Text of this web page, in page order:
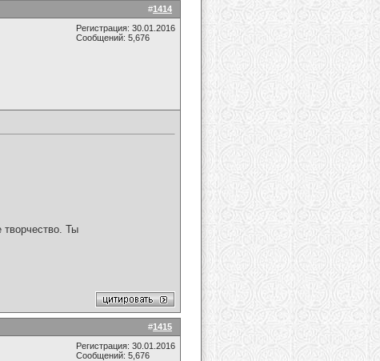
#1414
Регистрация: 30.01.2016
Сообщений: 5,676
Ты
#1415
Регистрация: 30.01.2016
Сообщений: 5,676